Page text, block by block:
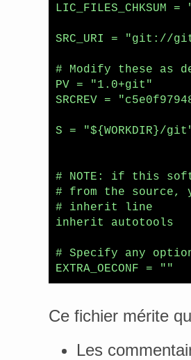
LIC_FILES_CHKSUM
SRC_URI = "git://
# Modify these as
PV = "1.0+git"
SRCREV =
S = "${WORKDIR}/
# NOTE: if this
# from the source,
# inherit line
inherit autotools
# Specify any
EXTRA_OECONF = ""
Ce fichier mérite
Les